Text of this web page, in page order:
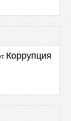
Коррупция